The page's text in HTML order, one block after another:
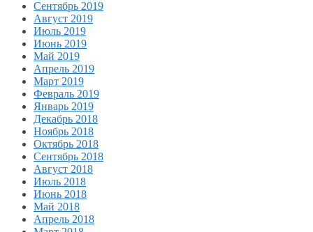
Сентябрь 2019
Август 2019
Июль 2019
Июнь 2019
Май 2019
Апрель 2019
Март 2019
Февраль 2019
Январь 2019
Декабрь 2018
Ноябрь 2018
Октябрь 2018
Сентябрь 2018
Август 2018
Июль 2018
Июнь 2018
Май 2018
Апрель 2018